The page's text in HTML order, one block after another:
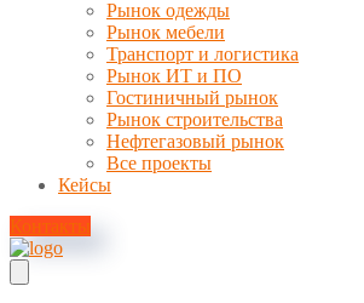
Рынок одежды
Рынок мебели
Транспорт и логистика
Рынок ИТ и ПО
Гостиничный рынок
Рынок строительства
Нефтегазовый рынок
Все проекты
Кейсы
Контакты